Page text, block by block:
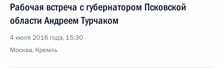
Рабочая встреча с губернатором Псковской
области Андреем Турчаком
4 июля 2016 года, 15:30
Москва, Кремль